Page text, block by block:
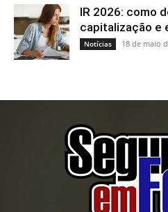
IR 2026: como
capitalização e
Notícias 18 de maio